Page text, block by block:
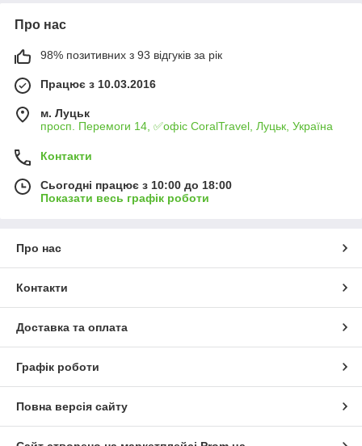
Про нас
98% позитивних з 93 відгуків за рік
Працює з 10.03.2016
м. Луцьк
просп. Перемоги 14, ✅офіс CoralTravel, Луцьк, Україна
Контакти
Сьогодні працює з 10:00 до 18:00
Показати весь графік роботи
Про нас
Контакти
Доставка та оплата
Графік роботи
Повна версія сайту